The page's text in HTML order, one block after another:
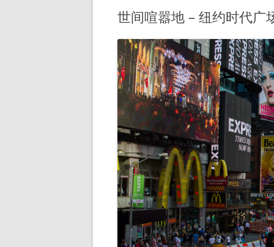
世间喧嚣地 – 纽约时代广